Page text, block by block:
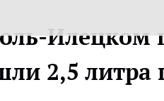
Илецком
2,5 литра